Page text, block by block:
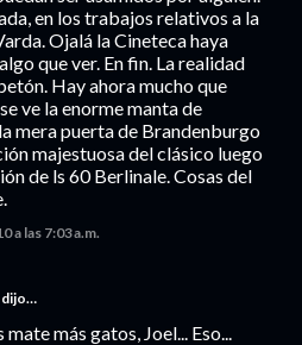
en los trabajos relativos a la
Ojalá la Cineteca haya
que ver. En fin. La realidad
Hay ahora mucho que
ve la enorme manta de
mera puerta de Brandenburgo
majestuosa del clásico luego
de ls 60 Berlinale. Cosas del
a las 7:03 a.m.
dijo…
más gatos, Joel... Eso...